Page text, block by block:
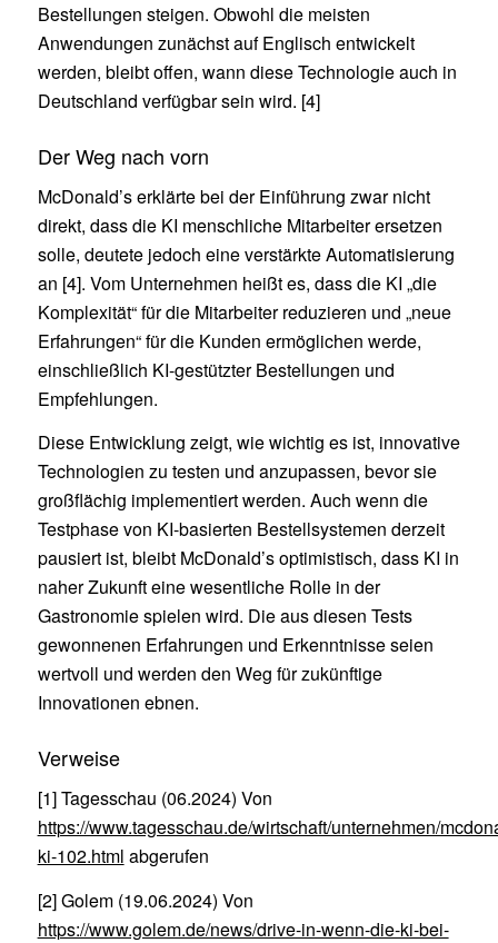
Bestellungen steigen. Obwohl die meisten
Anwendungen zunächst auf Englisch entwickelt
werden, bleibt offen, wann diese Technologie auch in
Deutschland verfügbar sein wird. [4]
Der Weg nach vorn
McDonald’s erklärte bei der Einführung zwar nicht
direkt, dass die KI menschliche Mitarbeiter ersetzen
solle, deutete jedoch eine verstärkte Automatisierung
an [4]. Vom Unternehmen heißt es, dass die KI „die
Komplexität“ für die Mitarbeiter reduzieren und „neue
Erfahrungen“ für die Kunden ermöglichen werde,
einschließlich KI-gestützter Bestellungen und
Empfehlungen.
Diese Entwicklung zeigt, wie wichtig es ist, innovative
Technologien zu testen und anzupassen, bevor sie
großflächig implementiert werden. Auch wenn die
Testphase von KI-basierten Bestellsystemen derzeit
pausiert ist, bleibt McDonald’s optimistisch, dass KI in
naher Zukunft eine wesentliche Rolle in der
Gastronomie spielen wird. Die aus diesen Tests
gewonnenen Erfahrungen und Erkenntnisse seien
wertvoll und werden den Weg für zukünftige
Innovationen ebnen.
Verweise
[1] Tagesschau (06.2024) Von
https://www.tagesschau.de/wirtschaft/unternehmen/
ki-102.html abgerufen
[2] Golem (19.06.2024) Von
https://www.golem.de/news/drive-in-wenn-die-ki-bei-